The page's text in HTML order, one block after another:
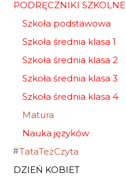
PODRĘCZNIKI SZKOLNE
Szkoła podstawowa
Szkoła średnia klasa 1
Szkoła średnia klasa 2
Szkoła średnia klasa 3
Szkoła średnia klasa 4
Matura
Nauka języków
TataTeżCzyta
DZIEŃ KOBIET